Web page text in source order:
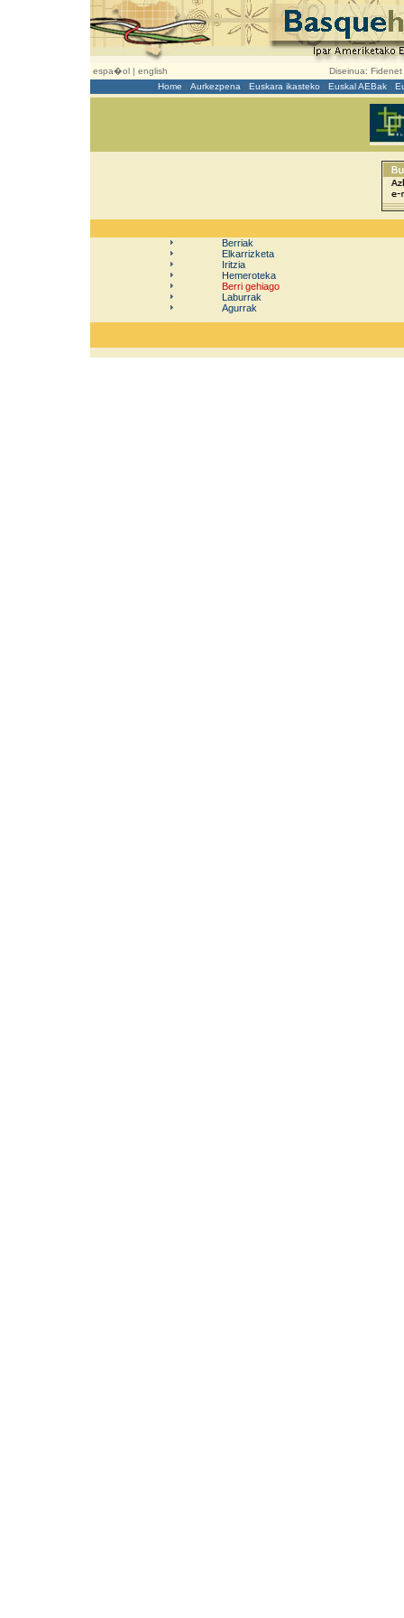
espa�ol | english Diseinua: Fidenet
Home | Aurkezpena | Euskara ikasteko | Euskal AEBak |
Berriak
Elkarrizketa
Iritzia
Hemeroteka
Berri gehiago
Laburrak
Agurrak